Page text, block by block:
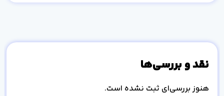
نقد و بررسی‌ها
هنوز بررسی‌ای ثبت نشده است.